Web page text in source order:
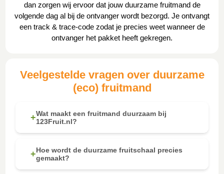
dan zorgen wij ervoor dat jouw duurzame fruitmand de
volgende dag al bij de ontvanger wordt bezorgd. Je ontvangt
een track & trace-code zodat je precies weet wanneer de
ontvanger het pakket heeft gekregen.
Veelgestelde vragen over duurzame
(eco) fruitmand
+Wat maakt een fruitmand duurzaam bij
123Fruit.nl?
+Hoe wordt de duurzame fruitschaal precies
gemaakt?